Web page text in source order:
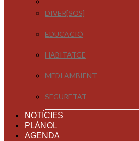
DIVER[SOS]
EDUCACIÓ
HABITATGE
MEDI AMBIENT
SEGURETAT
NOTÍCIES
PLÀNOL
AGENDA